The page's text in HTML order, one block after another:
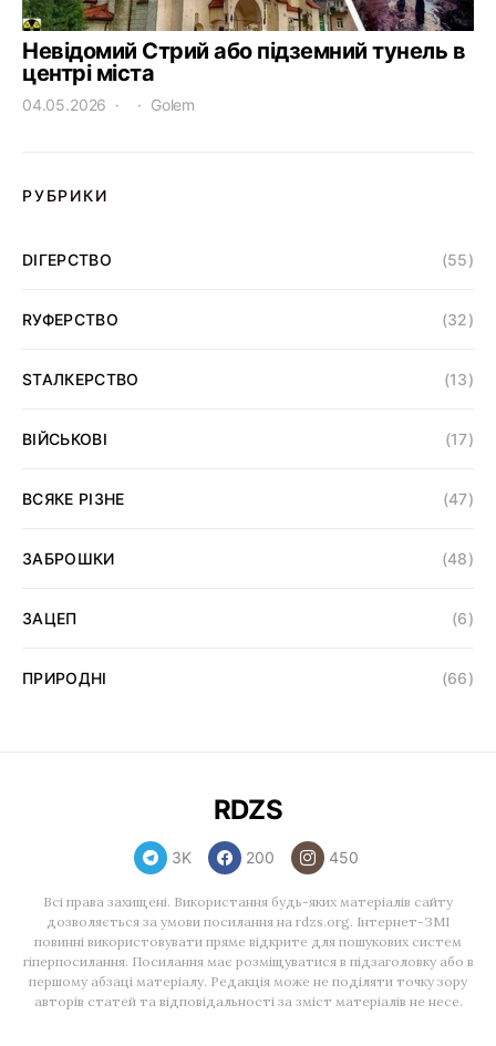
Невідомий Стрий або підземний тунель в
центрі міста
04.05.2026 Golem
РУБРИКИ
DІГЕРСТВО (55)
RУФЕРСТВО (32)
SТАЛКЕРСТВО (13)
ВІЙСЬКОВІ (17)
ВСЯКЕ РІЗНЕ (47)
ЗАБРОШКИ (48)
ЗАЦЕП (6)
ПРИРОДНІ (66)
RDZS
3K 200 450
Всі права захищені. Використання будь-яких матеріалів сайту
дозволяється за умови посилання на rdzs.org. Інтернет-ЗМІ
повинні використовувати пряме відкрите для пошукових систем
гіперпосилання. Посилання має розміщуватися в підзаголовку або в
першому абзаці матеріалу. Редакція може не поділяти точку зору
авторів статей та відповідальності за зміст матеріалів не несе.